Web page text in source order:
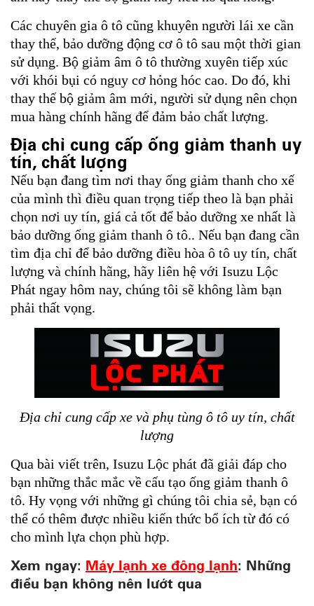
Các chuyên gia ô tô cũng khuyên người lái xe cần
thay thế, bảo dưỡng động cơ ô tô sau một thời gian
sử dụng. Bộ giảm âm ô tô thường xuyên tiếp xúc
với khói bụi có nguy cơ hỏng hóc cao. Do đó, khi
thay thế bộ giảm âm mới, người sử dụng nên chọn
mua hàng chính hãng để đảm bảo chất lượng.
Địa chỉ cung cấp ống giảm thanh uy
tín, chất lượng
Nếu bạn đang tìm nơi thay ống giảm thanh cho xế
của mình thì điều quan trọng tiếp theo là bạn phải
chọn nơi uy tín, giá cả tốt để bảo dưỡng xe nhất là
bảo dưỡng ống giảm thanh ô tô.. Nếu bạn đang cần
tìm địa chỉ để bảo dưỡng điều hòa ô tô uy tín, chất
lượng và chính hãng, hãy liên hệ với Isuzu Lộc
Phát ngay hôm nay, chúng tôi sẽ không làm bạn
phải thất vọng.
Địa chỉ cung cấp xe và phụ tùng ô tô uy tín, chất
lượng
Qua bài viết trên, Isuzu Lộc phát đã giải đáp cho
bạn những thắc mắc về cấu tạo ống giảm thanh ô
tô. Hy vọng với những gì chúng tôi chia sẻ, bạn có
thể có thêm được nhiều kiến thức bổ ích từ đó có
cho mình lựa chọn phù hợp.
Xem ngay: Máy lạnh xe đông lạnh: Những
điều bạn không nên lướt qua